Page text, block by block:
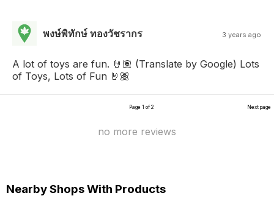
พงษ์พิทักษ์ ทองวัชรากร 3 years ago
A lot of toys are fun. 🤘🏽 (Translate by Google) Lots
of Toys, Lots of Fun 🤘🏽
Page 1 of 2 Next page
no more reviews
Nearby Shops With Products